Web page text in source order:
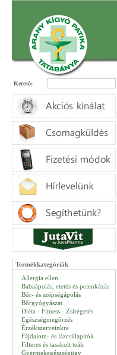
Keresõ:
Termékkategóriák
Allergia ellen
Babaápolás, etetés és pelenkázás
Bőr- és szépségápolás
Bőrgyógyászat
Diéta - Fitness - Zsírégetés
Egészségmegőrzés
Érzékszerveinkre
Fájdalom- és lázcsillapítók
Filteres és tasakolt teák
Gyermekegészségügy